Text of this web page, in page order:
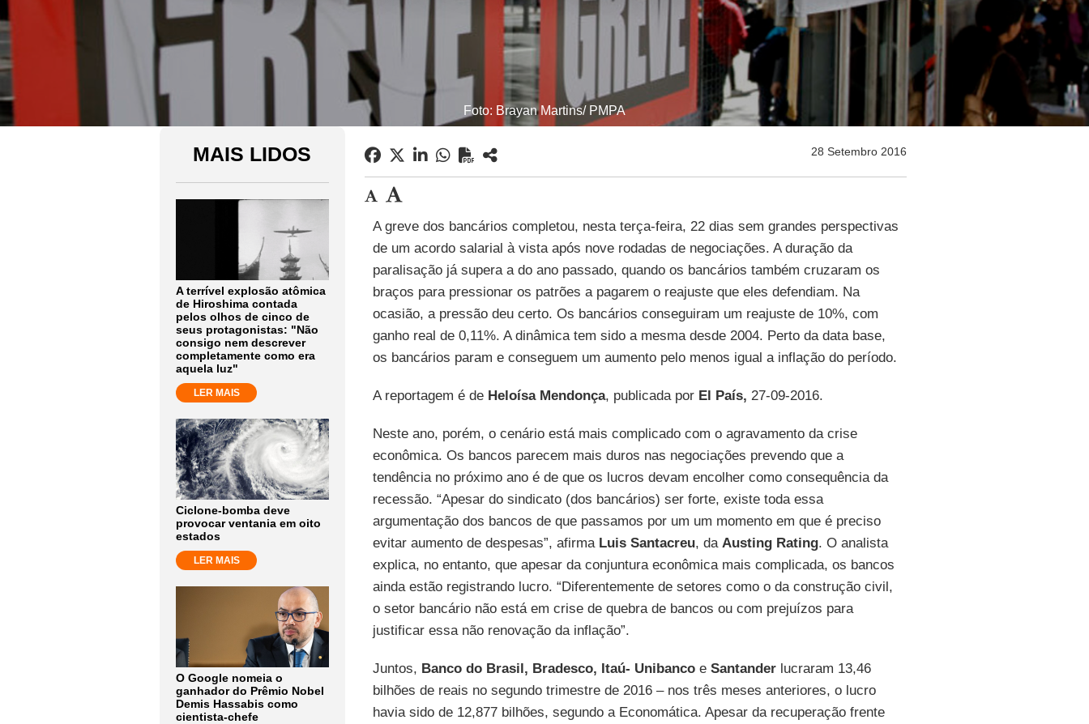
Foto: Brayan Martins/ PMPA
MAIS LIDOS
A terrível explosão atômica
de Hiroshima contada
pelos olhos de cinco de
seus protagonistas: "Não
consigo nem descrever
completamente como era
aquela luz"
LER MAIS
Ciclone-bomba deve
provocar ventania em oito
estados
LER MAIS
O Google nomeia o
ganhador do Prêmio Nobel
Demis Hassabis como
cientista-chefe
28 Setembro 2016
A greve dos bancários completou, nesta terça-feira, 22 dias sem grandes perspectivas
de um acordo salarial à vista após nove rodadas de negociações. A duração da
paralisação já supera a do ano passado, quando os bancários também cruzaram os
braços para pressionar os patrões a pagarem o reajuste que eles defendiam. Na
ocasião, a pressão deu certo. Os bancários conseguiram um reajuste de 10%, com
ganho real de 0,11%. A dinâmica tem sido a mesma desde 2004. Perto da data base,
os bancários param e conseguem um aumento pelo menos igual a inflação do período.
A reportagem é de Heloísa Mendonça, publicada porEl País, 27-09-2016.
Neste ano, porém, o cenário está mais complicado com o agravamento da crise
econômica. Os bancos parecem mais duros nas negociações prevendo que a
tendência no próximo ano é de que os lucros devam encolher como consequência da
recessão. “Apesar do sindicato (dos bancários) ser forte, existe toda essa
argumentação dos bancos de que passamos por um um momento em que é preciso
evitar aumento de despesas”, afirma Luis Santacreu, da Austing Rating. O analista
explica, no entanto, que apesar da conjuntura econômica mais complicada, os bancos
ainda estão registrando lucro. “Diferentemente de setores como o da construção civil,
o setor bancário não está em crise de quebra de bancos ou com prejuízos para
justificar essa não renovação da inflação”.
Juntos, Banco do Brasil, Bradesco, Itaú- Unibancoe Santanderlucraram 13,46
bilhões de reais no segundo trimestre de 2016 – nos três meses anteriores, o lucro
havia sido de 12,877 bilhões, segundo a Economática. Apesar da recuperação frente